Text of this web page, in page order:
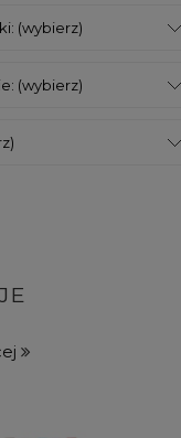
(wybierz)
(wybierz)